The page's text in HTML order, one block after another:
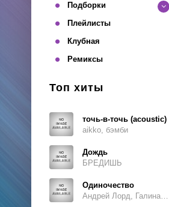
Подборки
Плейлисты
Клубная
Ремиксы
Топ хиты
точь-в-точь (acoustic)
aikko, бэмби
Дождь
БРЕДИШЬ
Одиночество